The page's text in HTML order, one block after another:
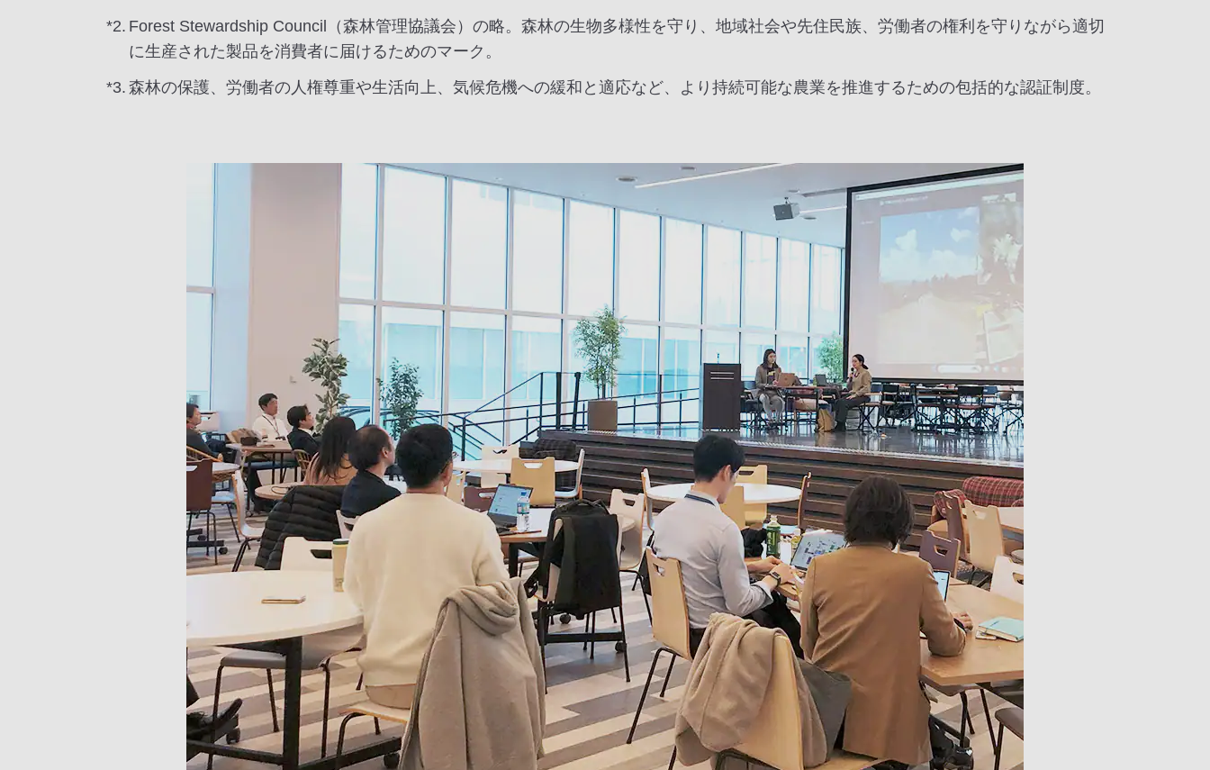
*2. Forest Stewardship Council（森林管理協議会）の略。森林の生物多様性を守り、地域社会や先住民族、労働者の権利を守りながら適切
に生産された製品を消費者に届けるためのマーク。
*3. 森林の保護、労働者の人権尊重や生活向上、気候危機への緩和と適応など、より持続可能な農業を推進するための包括的な認証制度。